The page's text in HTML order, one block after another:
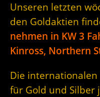
Unseren letzten
den Goldaktien
nehmen in KW 3
Kinross, Northern
Die internationalen
für Gold und Silber